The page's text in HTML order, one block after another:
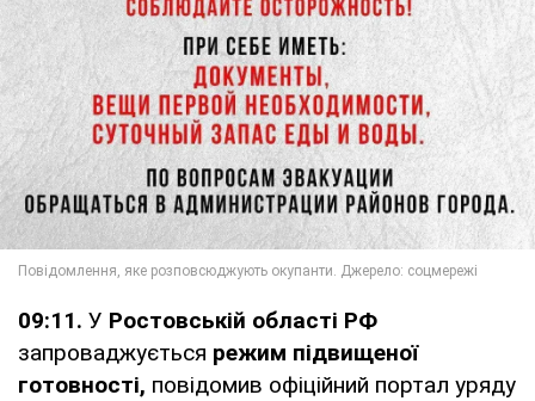
09:11. У Ростовській області РФ
запроваджується режим підвищеної
готовності, повідомив офіційний портал уряду